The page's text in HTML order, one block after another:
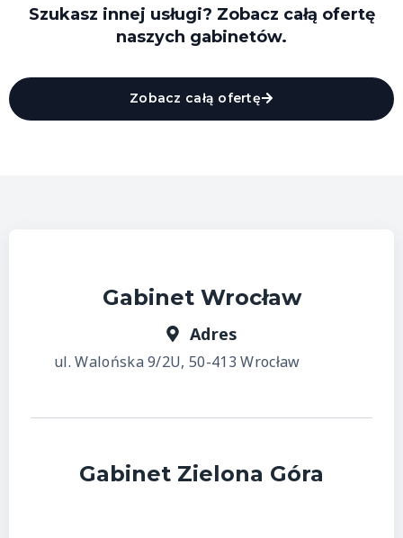
Szukasz innej usługi? Zobacz całą ofertę
naszych gabinetów.
Zobacz całą ofertę
Gabinet Wrocław
Adres
ul. Walońska 9/2U, 50-413 Wrocław
Gabinet Zielona Góra